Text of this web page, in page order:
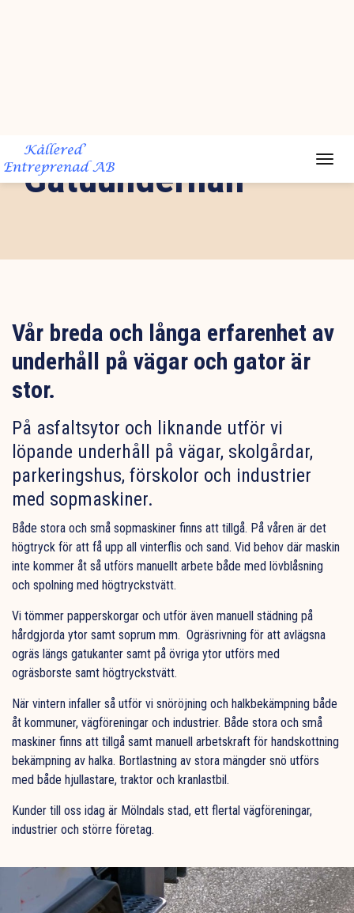
Väg och
Gatuunderhåll
Vår breda och långa erfarenhet av
underhåll på vägar och gator är
stor.
På asfaltsytor och liknande utför vi
löpande underhåll på vägar, skolgårdar,
parkeringshus, förskolor och industrier
med sopmaskiner.
Både stora och små sopmaskiner finns att tillgå. På våren är det
högtryck för att få upp all vinterflis och sand. Vid behov där maskin
inte kommer åt så utförs manuellt arbete både med lövblåsning
och spolning med högtryckstvätt.
Vi tömmer papperskorgar och utför även manuell städning på
hårdgjorda ytor samt soprum mm. Ogräsrivning för att avlägsna
ogräs längs gatukanter samt på övriga ytor utförs med
ogräsborste samt högtryckstvätt.
När vintern infaller så utför vi snöröjning och halkbekämpning både
åt kommuner, vägföreningar och industrier. Både stora och små
maskiner finns att tillgå samt manuell arbetskraft för handskottning
bekämpning av halka. Bortlastning av stora mängder snö utförs
med både hjullastare, traktor och kranlastbil.
Kunder till oss idag är Mölndals stad, ett flertal vägföreningar,
industrier och större företag.